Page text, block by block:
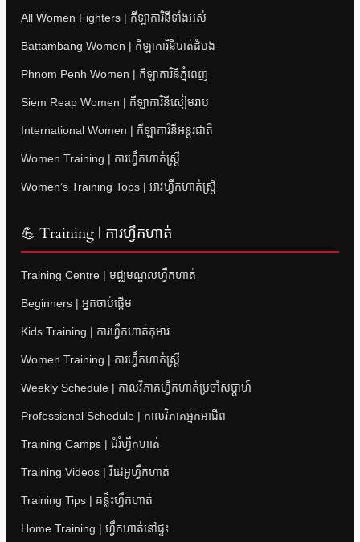
All Women Fighters | កីឡាការិនីទាំងអស់
Battambang Women | កីឡាការិនីបាត់ដំបង
Phnom Penh Women | កីឡាការិនីភ្នំពេញ
Siem Reap Women | កីឡាការិនីសៀមរាប
International Women | កីឡាការិនីអន្តរជាតិ
Women Training | ការហ្វឹកហាត់ស្ត្រី
Women’s Training Tops | អាវហ្វឹកហាត់ស្ត្រី
💪 Training | ការហ្វឹកហាត់
Training Centre | មជ្ឈមណ្ឌលហ្វឹកហាត់
Beginners | អ្នកចាប់ផ្តើម
Kids Training | ការហ្វឹកហាត់កុមារ
Women Training | ការហ្វឹកហាត់ស្ត្រី
Weekly Schedule | កាលវិភាគហ្វឹកហាត់ប្រចាំសប្តាហ៍
Professional Schedule | កាលវិភាគអ្នកអាជីព
Training Camps | ជំរំហ្វឹកហាត់
Training Videos | វីដេអូហ្វឹកហាត់
Training Tips | គន្លឹះហ្វឹកហាត់
Home Training | ហ្វឹកហាត់នៅផ្ទះ